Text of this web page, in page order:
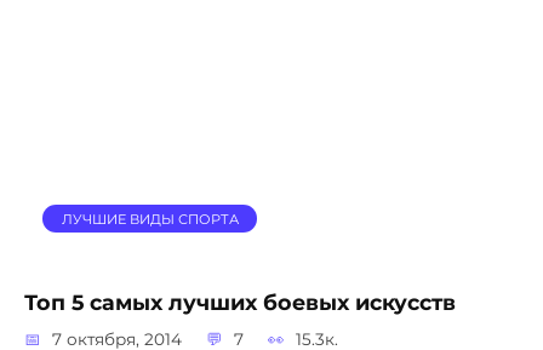
ЛУЧШИЕ ВИДЫ СПОРТА
Топ 5 самых лучших боевых искусств
7 октября, 2014 7 15.3к.